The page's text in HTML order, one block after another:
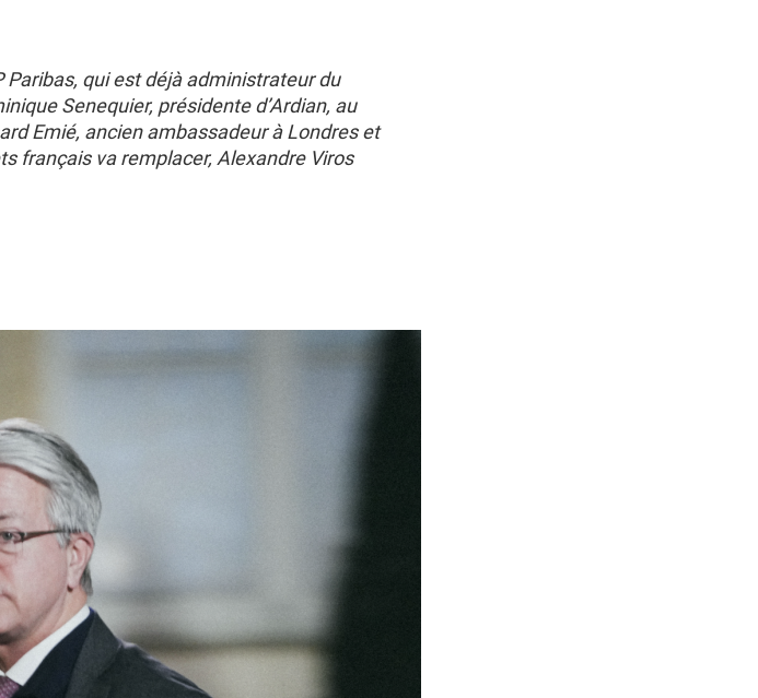
Paribas, qui est déjà administrateur du
Senequier, présidente d’Ardian, au
Emié, ancien ambassadeur à Londres et
français va remplacer, Alexandre Viros